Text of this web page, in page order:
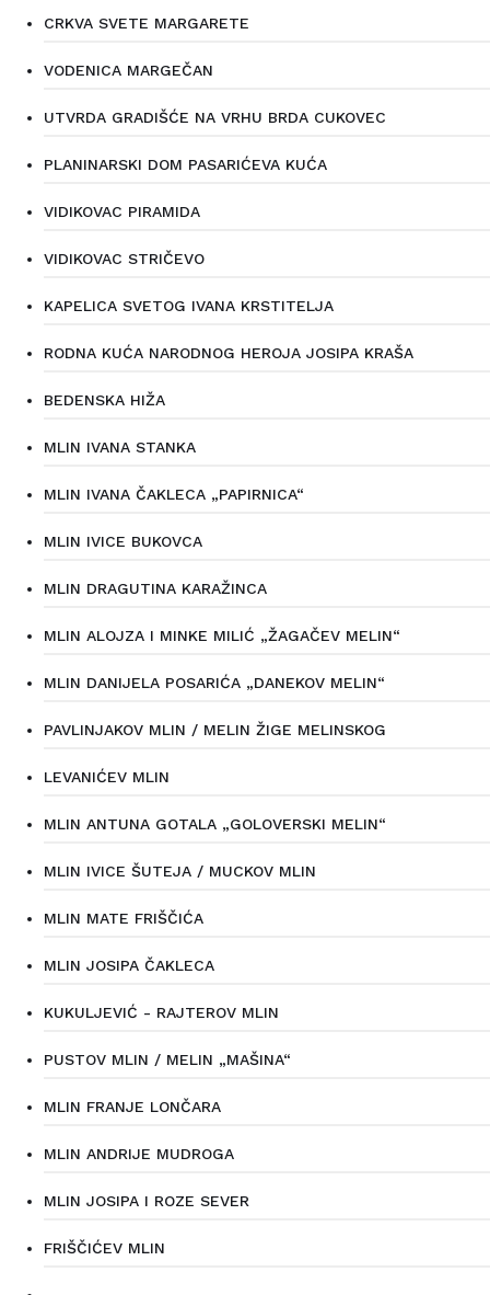
CRKVA SVETE MARGARETE
VODENICA MARGEČAN
UTVRDA GRADIŠĆE NA VRHU BRDA CUKOVEC
PLANINARSKI DOM PASARIĆEVA KUĆA
VIDIKOVAC PIRAMIDA
VIDIKOVAC STRIČEVO
KAPELICA SVETOG IVANA KRSTITELJA
RODNA KUĆA NARODNOG HEROJA JOSIPA KRAŠA
BEDENSKA HIŽA
MLIN IVANA STANKA
MLIN IVANA ČAKLECA „PAPIRNICA“
MLIN IVICE BUKOVCA
MLIN DRAGUTINA KARAŽINCA
MLIN ALOJZA I MINKE MILIĆ „ŽAGAČEV MELIN“
MLIN DANIJELA POSARIĆA „DANEKOV MELIN“
PAVLINJAKOV MLIN / MELIN ŽIGE MELINSKOG
LEVANIĆEV MLIN
MLIN ANTUNA GOTALA „GOLOVERSKI MELIN“
MLIN IVICE ŠUTEJA / MUCKOV MLIN
MLIN MATE FRIŠČIĆA
MLIN JOSIPA ČAKLECA
KUKULJEVIĆ - RAJTEROV MLIN
PUSTOV MLIN / MELIN „MAŠINA“
MLIN FRANJE LONČARA
MLIN ANDRIJE MUDROGA
MLIN JOSIPA I ROZE SEVER
FRIŠČIĆEV MLIN